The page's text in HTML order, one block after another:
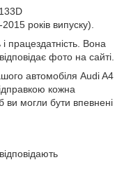
років випуску).
працездатність. Вона
фото на сайті.
автомобіля Audi A4
кожна
ви могли бути впевнені